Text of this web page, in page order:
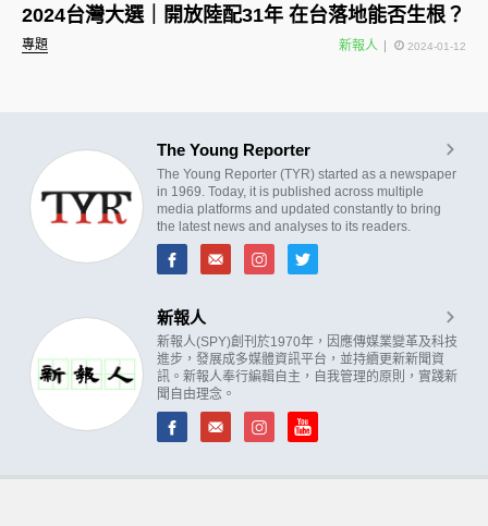
專題
2024台灣大選｜開放陸配31年 在台落地能否生根？
新報人 2024-01-12
The Young Reporter
The Young Reporter (TYR) started as a newspaper
in 1969. Today, it is published across multiple
media platforms and updated constantly to bring
the latest news and analyses to its readers.
新報人
新報人(SPY)創刊於1970年，因應傳媒業變革及科技
進步，發展成多媒體資訊平台，並持續更新新聞資
訊。新報人奉行編輯自主，自我管理的原則，實踐新
聞自由理念。